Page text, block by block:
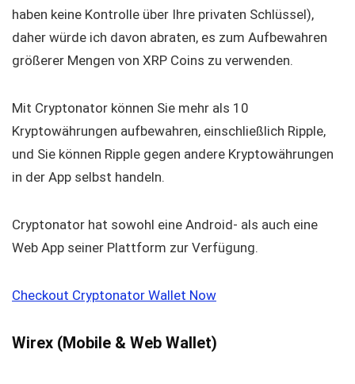
haben keine Kontrolle über Ihre privaten Schlüssel),
daher würde ich davon abraten, es zum Aufbewahren
größerer Mengen von XRP Coins zu verwenden.
Mit Cryptonator können Sie mehr als 10
Kryptowährungen aufbewahren, einschließlich Ripple,
und Sie können Ripple gegen andere Kryptowährungen
in der App selbst handeln.
Cryptonator hat sowohl eine Android- als auch eine
Web App seiner Plattform zur Verfügung.
Checkout Cryptonator Wallet Now
Wirex (Mobile & Web Wallet)